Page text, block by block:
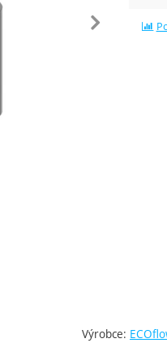
Výrobce: